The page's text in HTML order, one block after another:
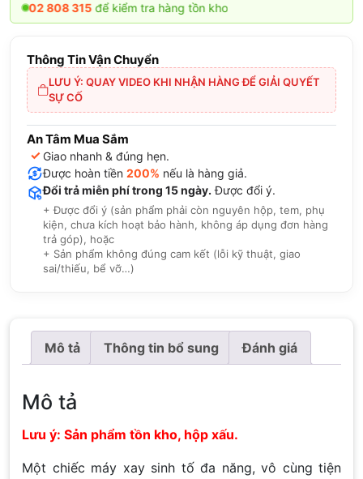
808 315để kiểm tra hàng tồn kho
Thông Tin Vận Chuyển
LƯU Ý: QUAY VIDEO KHI NHẬN HÀNG ĐỂ GIẢI QUYẾT
SỰ CỐ
An Tâm Mua Sắm
✓ Giao nhanh & đúng hẹn.
Được hoàn tiền 200% nếu là hàng giả.
Đổi trả miễn phí trong 15 ngày. Được đổi ý.
+ Được đổi ý (sản phẩm phải còn nguyên hộp, tem, phụ
kiện, chưa kích hoạt bảo hành, không áp dụng đơn hàng
trả góp), hoặc
+ Sản phẩm không đúng cam kết (lỗi kỹ thuật, giao
sai/thiếu, bể vỡ…)
Mô tả Thông tin bổ sung Đánh giá
Mô tả
Lưu ý: Sản phẩm tồn kho, hộp xấu.
Một chiếc máy xay sinh tố đa năng, vô cùng tiện